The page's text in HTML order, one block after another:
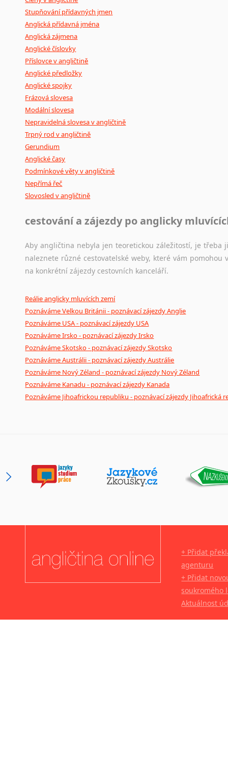
Stupňování přídavných jmen
Anglická přídavná jména
Anglická zájmena
Anglické číslovky
Příslovce v angličtině
Anglické předložky
Anglické spojky
Frázová slovesa
Modální slovesa
Nepravidelná slovesa v angličtině
Trpný rod v angličtině
Gerundium
Anglické časy
Podmínkové věty v angličtině
Nepřímá řeč
Slovosled v angličtině
cestování a zájezdy po anglicky
Aby angličtina nebyla jen teoretickou záležitostí, je
naleznete různé cestovatelské weby, které vám
na konkrétní zájezdy cestovních kanceláří.
Reálie anglicky mluvících zemí
Poznáváme Velkou Británii - poznávací zájezdy Anglie
Poznáváme USA - poznávací zájezdy USA
Poznáváme Irsko - poznávací zájezdy Irsko
Poznáváme Skotsko - poznávací zájezdy Skotsko
Poznáváme Austrálii - poznávací zájezdy Austrálie
Poznáváme Nový Zéland - poznávací zájezdy Nový Zéland
Poznáváme Kanadu - poznávací zájezdy Kanada
Poznáváme Jihoafrickou republiku - poznávací zájezdy Jihoafrická
+ Přidat
agenturu
+ Přidat
soukromého
Aktuálnost